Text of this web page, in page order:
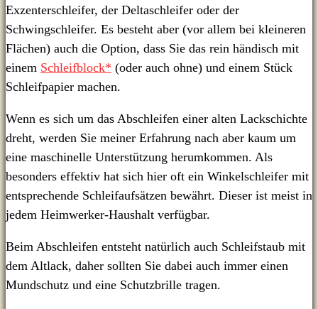
Exzenterschleifer, der Deltaschleifer oder der
Schwingschleifer. Es besteht aber (vor allem bei kleineren
Flächen) auch die Option, dass Sie das rein händisch mit
einem Schleifblock* (oder auch ohne) und einem Stück
Schleifpapier machen.
Wenn es sich um das Abschleifen einer alten Lackschichte
dreht, werden Sie meiner Erfahrung nach aber kaum um
eine maschinelle Unterstützung herumkommen. Als
besonders effektiv hat sich hier oft ein Winkelschleifer mit
entsprechende Schleifaufsätzen bewährt. Dieser ist meist in
jedem Heimwerker-Haushalt verfügbar.
Beim Abschleifen entsteht natürlich auch Schleifstaub mit
dem Altlack, daher sollten Sie dabei auch immer einen
Mundschutz und eine Schutzbrille tragen.